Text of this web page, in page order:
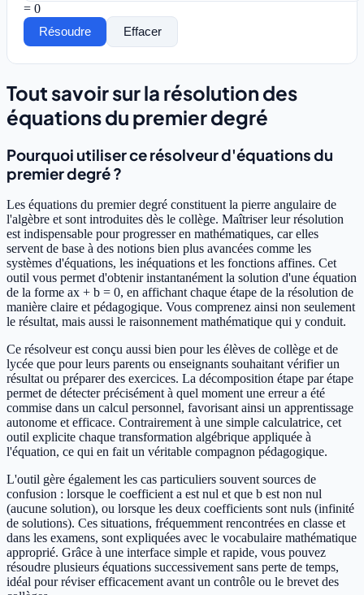
= 0
Résoudre
Effacer
Tout savoir sur la résolution des
équations du premier degré
Pourquoi utiliser ce résolveur d'équations du
premier degré ?
Les équations du premier degré constituent la pierre angulaire de
l'algèbre et sont introduites dès le collège. Maîtriser leur résolution
est indispensable pour progresser en mathématiques, car elles
servent de base à des notions bien plus avancées comme les
systèmes d'équations, les inéquations et les fonctions affines. Cet
outil vous permet d'obtenir instantanément la solution d'une équation
de la forme ax + b = 0, en affichant chaque étape de la résolution de
manière claire et pédagogique. Vous comprenez ainsi non seulement
le résultat, mais aussi le raisonnement mathématique qui y conduit.
Ce résolveur est conçu aussi bien pour les élèves de collège et de
lycée que pour leurs parents ou enseignants souhaitant vérifier un
résultat ou préparer des exercices. La décomposition étape par étape
permet de détecter précisément à quel moment une erreur a été
commise dans un calcul personnel, favorisant ainsi un apprentissage
autonome et efficace. Contrairement à une simple calculatrice, cet
outil explicite chaque transformation algébrique appliquée à
l'équation, ce qui en fait un véritable compagnon pédagogique.
L'outil gère également les cas particuliers souvent sources de
confusion : lorsque le coefficient a est nul et que b est non nul
(aucune solution), ou lorsque les deux coefficients sont nuls (infinité
de solutions). Ces situations, fréquemment rencontrées en classe et
dans les examens, sont expliquées avec le vocabulaire mathématique
approprié. Grâce à une interface simple et rapide, vous pouvez
résoudre plusieurs équations successivement sans perte de temps,
idéal pour réviser efficacement avant un contrôle ou le brevet des